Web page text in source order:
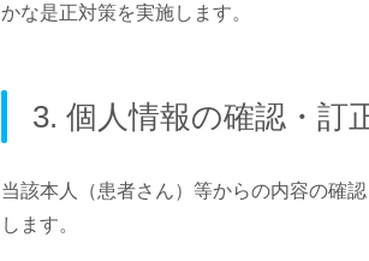
かな是正対策を実施します。
3. 個人情報の確認・訂
当該本人（患者さん）等からの内容の確
します。